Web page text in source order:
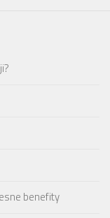
benefity